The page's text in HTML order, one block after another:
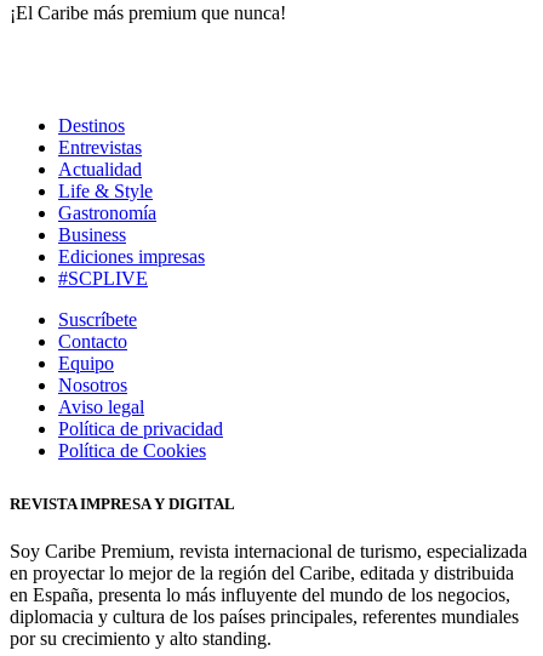
¡El Caribe más premium que nunca!
Destinos
Entrevistas
Actualidad
Life & Style
Gastronomía
Business
Ediciones impresas
#SCPLIVE
Suscríbete
Contacto
Equipo
Nosotros
Aviso legal
Política de privacidad
Política de Cookies
REVISTA IMPRESA Y DIGITAL
Soy Caribe Premium, revista internacional de turismo, especializada
en proyectar lo mejor de la región del Caribe, editada y distribuida
en España, presenta lo más influyente del mundo de los negocios,
diplomacia y cultura de los países principales, referentes mundiales
por su crecimiento y alto standing.